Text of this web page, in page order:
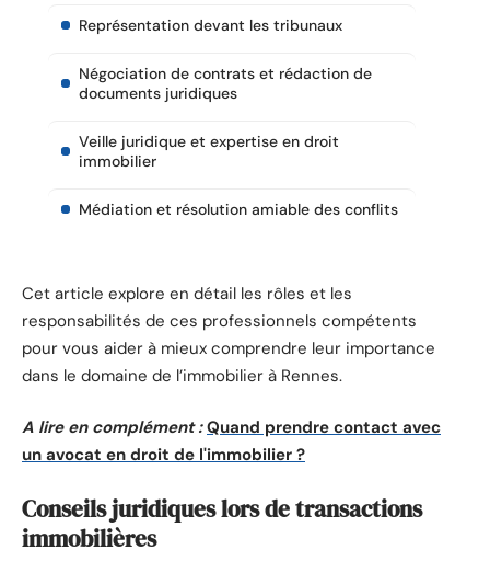
Représentation devant les tribunaux
Négociation de contrats et rédaction de
documents juridiques
Veille juridique et expertise en droit
immobilier
Médiation et résolution amiable des conflits
Cet article explore en détail les rôles et les
responsabilités de ces professionnels compétents
pour vous aider à mieux comprendre leur importance
dans le domaine de l’immobilier à Rennes.
A lire en complément : Quand prendre contact avec
un avocat en droit de l'immobilier ?
Conseils juridiques lors de transactions
immobilières